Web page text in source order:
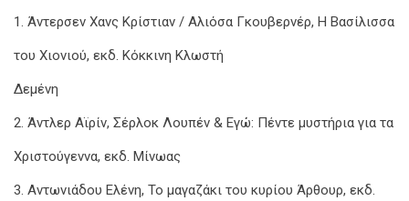
1. Άντερσεν Χανς Κρίστιαν / Αλιόσα Γκουβερνέρ, Η Βασίλισσα
του Χιονιού, εκδ. Κόκκινη Κλωστή
Δεμένη
2. Άντλερ Αϊρίν, Σέρλοκ Λουπέν & Εγώ: Πέντε μυστήρια για τα
Χριστούγεννα, εκδ. Μίνωας
3. Αντωνιάδου Ελένη, Το μαγαζάκι του κυρίου Άρθουρ, εκδ.